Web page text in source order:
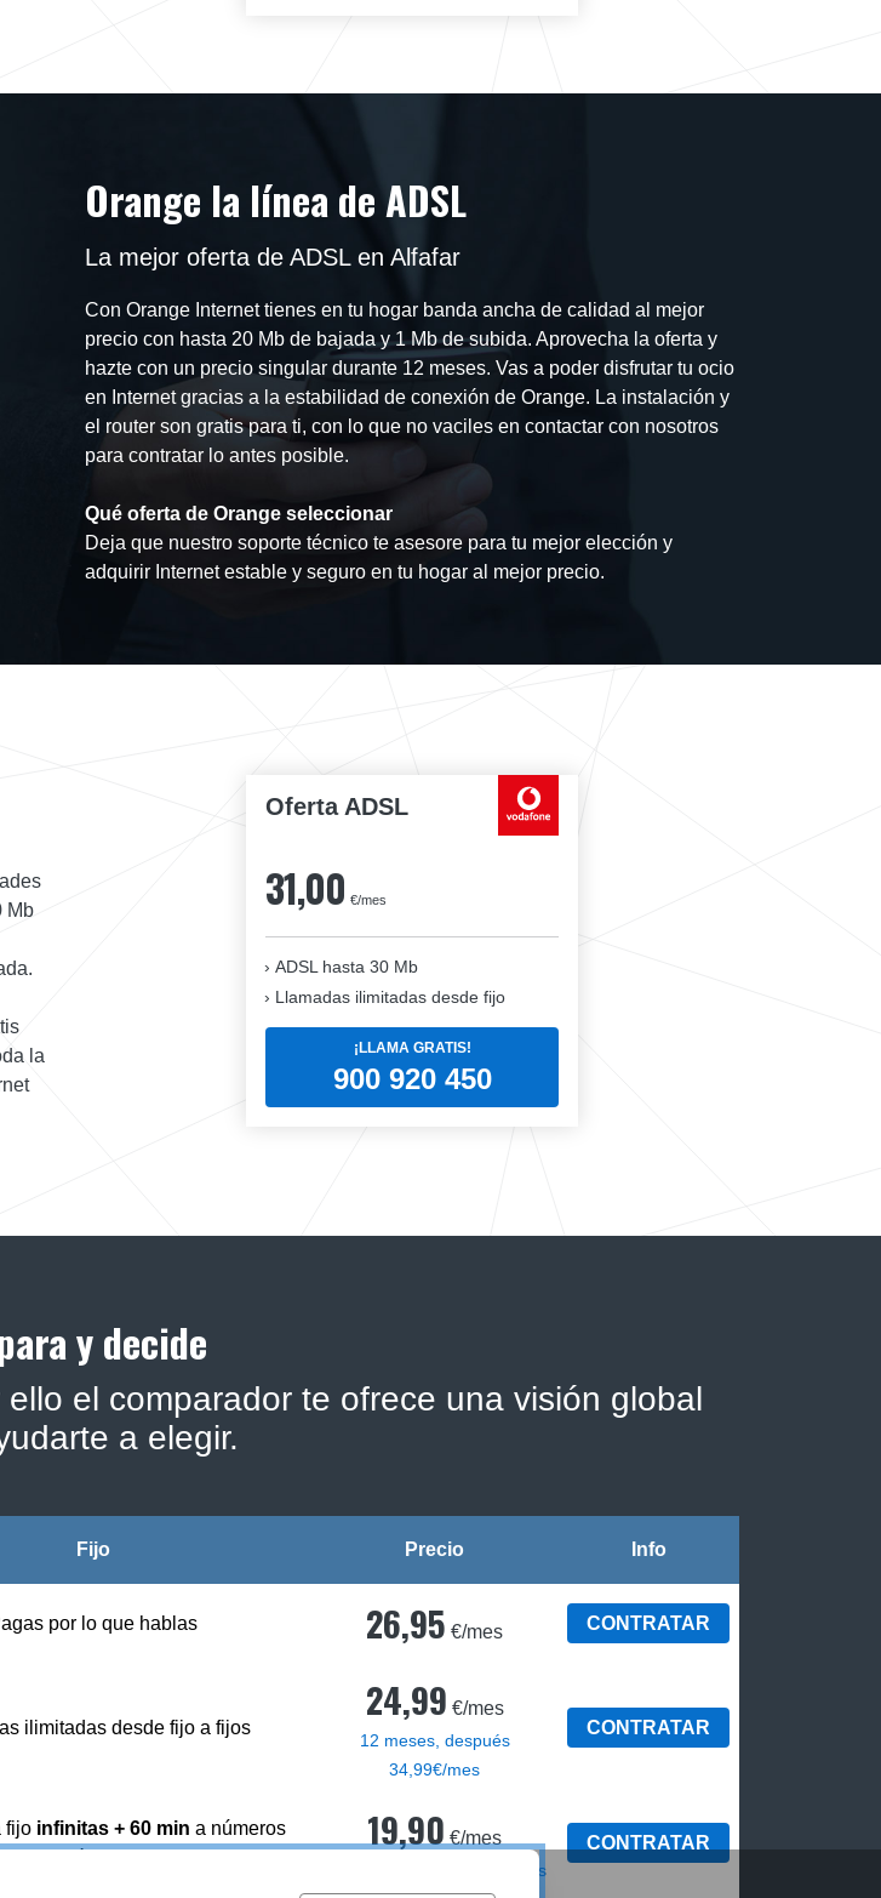
Orange la línea de ADSL
La mejor oferta de ADSL en Alfafar
Con Orange Internet tienes en tu hogar banda ancha de calidad al mejor
precio con hasta 20 Mb de bajada y 1 Mb de subida. Aprovecha la oferta y
hazte con un precio singular durante 12 meses. Vas a poder disfrutar tu ocio
en Internet gracias a la estabilidad de conexión de Orange. La instalación y
el router son gratis para ti, con lo que no vaciles en contactar con nosotros
para contratar lo antes posible.
Qué oferta de Orange seleccionar
Deja que nuestro soporte técnico te asesore para tu mejor elección y
adquirir Internet estable y seguro en tu hogar al mejor precio.
Oferta ADSL
31,00 €/mes
ADSL hasta 30 Mb
Llamadas ilimitadas desde fijo
¡LLAMA GRATIS!
900 920 450
Mb
la
y decide
el comparador te ofrece una visión global
a elegir.
Fijo Precio Info
por lo que hablas 26,95 €/mes CONTRATAR
ilimitadas desde fijo a fijos
24,99 €/mes
12 meses, después
34,99€/mes
CONTRATAR
fijo infinitas + 60 min a números
19,90 €/mes
12 meses, luego 29,90€/mes
CONTRATAR